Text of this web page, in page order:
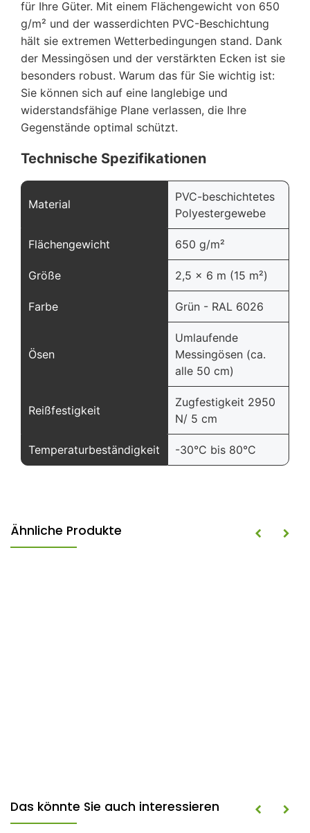
für Ihre Güter. Mit einem Flächengewicht von 650
g/m² und der wasserdichten PVC-Beschichtung
hält sie extremen Wetterbedingungen stand. Dank
der Messingösen und der verstärkten Ecken ist sie
besonders robust. Warum das für Sie wichtig ist:
Sie können sich auf eine langlebige und
widerstandsfähige Plane verlassen, die Ihre
Gegenstände optimal schützt.
Technische Spezifikationen
Material
PVC-beschichtetes
Polyestergewebe
Flächengewicht 650 g/m²
Größe 2,5 x 6 m (15 m²)
Farbe Grün - RAL 6026
Ösen
Umlaufende
Messingösen (ca.
alle 50 cm)
Reißfestigkeit
Zugfestigkeit 2950
N/ 5 cm
Temperaturbeständigkeit -30°C bis 80°C
Ähnliche Produkte
Das könnte Sie auch interessieren